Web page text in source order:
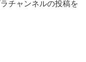
チャンネルの投稿を